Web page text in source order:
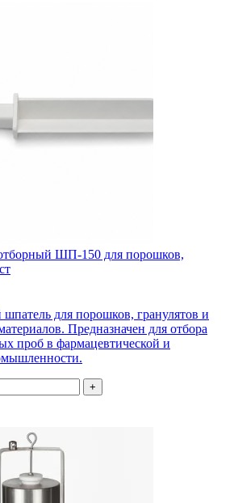
ШП-150 для порошков,
для порошков, гранулятов и
Предназначен для отбора
проб в фармацевтической и
+